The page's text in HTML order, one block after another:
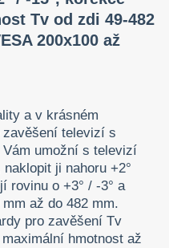
Tv od zdi 49-482
200x100 až
a v krásném
televizí s
umožní s televizí
ji nahoru +2°
rovinu o +3° / -3° a
až do 482 mm.
pro zavěšení Tv
hmotnost až